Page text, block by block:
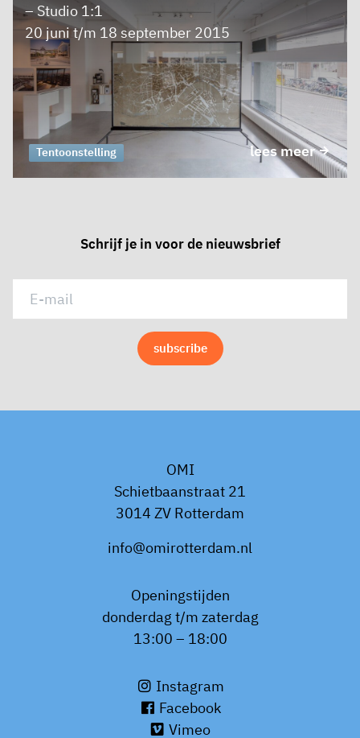
– Studio 1:1
20 juni t/m 18 september 2015
lees meer
Tentoonstelling
Schrijf je in voor de nieuwsbrief
OMI
Schietbaanstraat 21
3014 ZV Rotterdam
info@omirotterdam.nl
Openingstijden
donderdag t/m zaterdag
13:00 – 18:00
Instagram
Facebook
Vimeo